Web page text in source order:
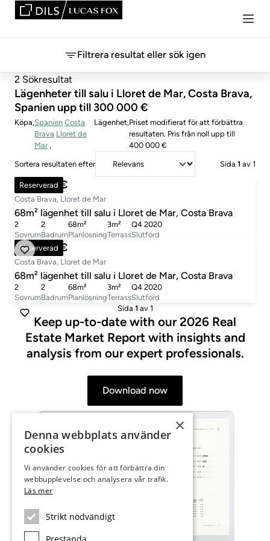
Filtrera resultat eller sök igen
2 Sökresultat
Lägenheter till salu i Lloret de Mar, Costa Brava,
Spanien upp till 300 000 €
Köpa Spanien Costa
Brava Lloret de
Mar
Lägenhet Priset modifierat för att förbättra
resultaten. Pris från noll upp till
400 000 €
Sortera resultaten efter Sida 1 av 1
Reserverad
365 000 €
Costa Brava, Lloret de Mar
68m² lägenhet till salu i Lloret de Mar, Costa Brava
Sovrum
2
Badrum
2
Planlösning
68m²
Terrass
3m²
Slutförd
Q4 2020
Reserverad
365 000 €
Costa Brava, Lloret de Mar
68m² lägenhet till salu i Lloret de Mar, Costa Brava
Sovrum
2
Badrum
2
Planlösning
68m²
Terrass
3m²
Slutförd
Q4 2020
Sida 1 av 1
Keep up-to-date with our 2026 Real
Estate Market Report with insights and
analysis from our expert professionals.
Download now
×
Denna webbplats använder
cookies
Vi använder cookies för att förbättra din
webbupplevelse och analysera vår trafik.
Läs mer
Strikt nödvändigt